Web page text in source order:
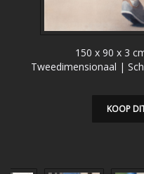
150 x 90 x 3
Tweedimensionaal |
KOOP